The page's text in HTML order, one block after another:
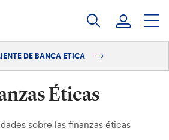
DE BANCA ETICA
Éticas
sobre las finanzas éticas